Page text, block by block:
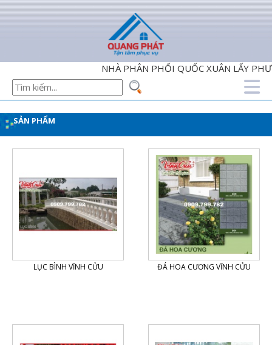
NHÀ PHÂN PHỐI QUỐC XUÂN LẤY
SẢN PHẨM
LỤC BÌNH VĨNH CỬU ĐÁ HOA CƯƠNG VĨNH CỬU